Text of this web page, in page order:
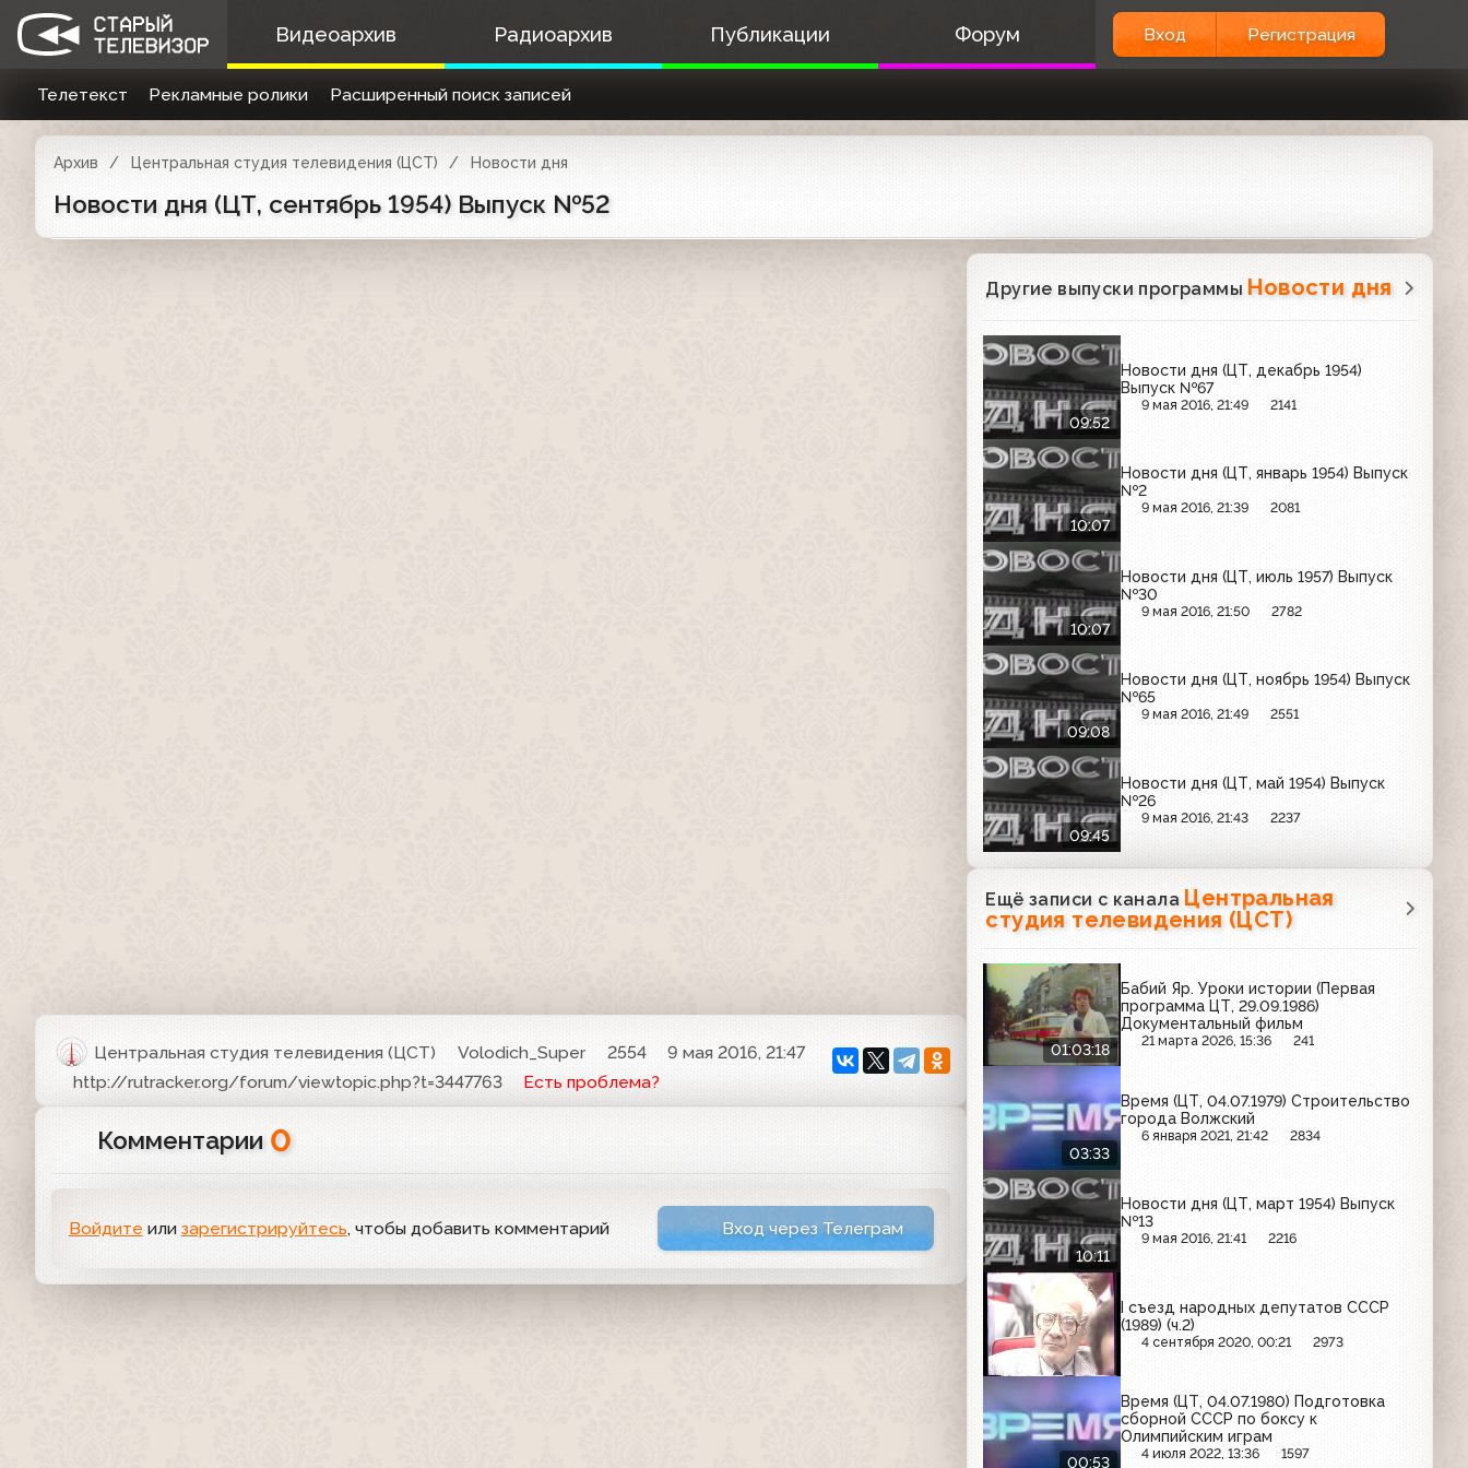
Видеоархив Радиоархив Публикации Форум Вход Регистрация
Телетекст Рекламные ролики Расширенный поиск записей
Архив Центральная студия телевидения (ЦСТ) Новости дня
Новости дня (ЦТ, сентябрь 1954) Выпуск №52
Центральная студия телевидения (ЦСТ) Volodich_Super 2554
9 мая 2016, 21:47
http://rutracker.org/forum/viewtopic.php?t=3447763
Есть проблема?
Комментарии 0
Войдите или зарегистрируйтесь, чтобы добавить комментарий Вход через Телеграм
Другие выпуски программы Новости дня
09:52
Новости дня (ЦТ, декабрь 1954)
Выпуск №67
9 мая 2016, 21:49 2141
10:07
Новости дня (ЦТ, январь 1954) Выпуск
№2
9 мая 2016, 21:39 2081
10:07
Новости дня (ЦТ, июль 1957) Выпуск
№30
9 мая 2016, 21:50 2782
09:08
Новости дня (ЦТ, ноябрь 1954) Выпуск
№65
9 мая 2016, 21:49 2551
09:45
Новости дня (ЦТ, май 1954) Выпуск
№26
9 мая 2016, 21:43 2237
Ещё записи с канала Центральная
студия телевидения (ЦСТ)
01:03:18
Бабий Яр. Уроки истории (Первая
программа ЦТ, 29.09.1986)
Документальный фильм
21 марта 2026, 15:36 241
03:33
Время (ЦТ, 04.07.1979) Строительство
города Волжский
6 января 2021, 21:42 2834
10:11
Новости дня (ЦТ, март 1954) Выпуск
№13
9 мая 2016, 21:41 2216
I съезд народных депутатов СССР
(1989) (ч.2)
4 сентября 2020, 00:21 2973
00:53
Время (ЦТ, 04.07.1980) Подготовка
сборной СССР по боксу к
Олимпийским играм
4 июля 2022, 13:36 1597